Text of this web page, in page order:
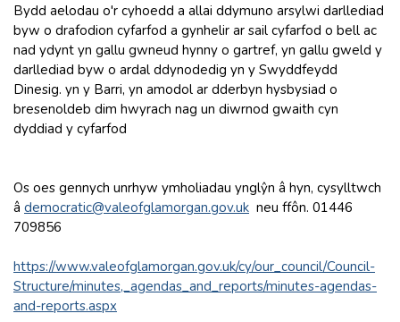
Bydd aelodau o'r cyhoedd a allai ddymuno arsylwi darllediad
byw o drafodion cyfarfod a gynhelir ar sail cyfarfod o bell ac
nad ydynt yn gallu gwneud hynny o gartref, yn gallu gweld y
darllediad byw o ardal ddynodedig yn y Swyddfeydd
Dinesig. yn y Barri, yn amodol ar dderbyn hysbysiad o
bresenoldeb dim hwyrach nag un diwrnod gwaith cyn
dyddiad y cyfarfod
Os oes gennych unrhyw ymholiadau ynglŷn â hyn, cysylltwch
â democratic@valeofglamorgan.gov.uk neu ffôn. 01446
709856
https://www.valeofglamorgan.gov.uk/cy/our_council/Council-
Structure/minutes,_agendas_and_reports/minutes-agendas-
and-reports.aspx